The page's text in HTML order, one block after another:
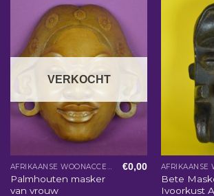
VERKOCHT
AFRIKAANSE WOONACCESSOIRES
Palmhouten masker
van vrouw
€0,00
Bete
Ivoorkust